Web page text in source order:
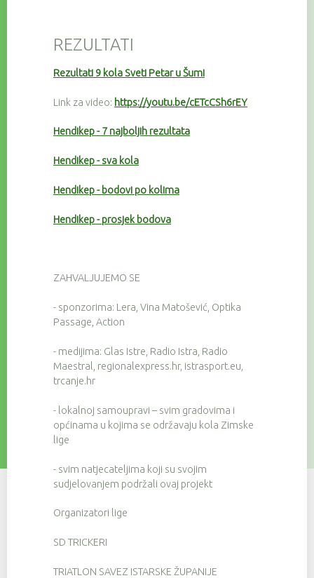
REZULTATI
Rezultati 9 kola Sveti Petar u Šumi
Link za video: https://youtu.be/cETcCSh6rEY
Hendikep - 7 najboljih rezultata
Hendikep - sva kola
Hendikep - bodovi po kolima
Hendikep - prosjek bodova
ZAHVALJUJEMO SE
- sponzorima: Lera, Vina Matošević, Optika
Passage, Action
- medijima: Glas Istre, Radio Istra, Radio
Maestral, regionalexpress.hr, istrasport.eu,
trcanje.hr
- lokalnoj samoupravi – svim gradovima i
općinama u kojima se održavaju kola Zimske
lige
- svim natjecateljima koji su svojim
sudjelovanjem podržali ovaj projekt
Organizatori lige
SD TRICKERI
TRIATLON SAVEZ ISTARSKE ŽUPANIJE